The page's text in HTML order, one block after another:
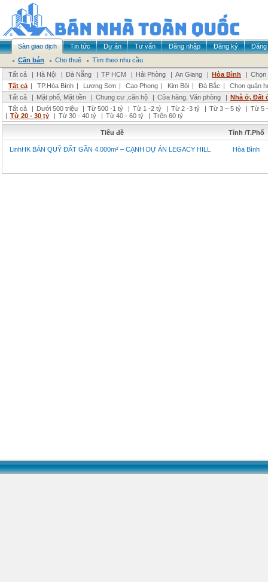
Sàn giao dịch Tin tức Dự án Tư vấn Đăng nhập Đăng ký
Đăng
Cần bán
Cho thuê
Tìm theo nhu cầu
Tất cả
| Hà Nội | Đà Nẵng | TP HCM | Hải Phòng | An Giang | Hòa Bình | Chọn
Tất cả | TP.Hòa Bình | Lương Sơn | Cao Phong | Kim Bôi | Đà Bắc |
Chọn quận
Tất cả
| Mặt phố, Mặt tiền | Chung cư ,căn hộ | Cửa hàng, Văn phòng | Nhà ở, Đất
Tất cả
| Dưới 500 triệu | Từ 500 -1 tỷ | Từ 1 -2 tỷ | Từ 2 -3 tỷ | Từ 3 – 5 tỷ | Từ 5
| Từ 20 - 30 tỷ | Từ 30 - 40 tỷ | Từ 40 - 60 tỷ | Trên 60 tỷ
Tiêu đề Tỉnh /T.Phố
LinhHK BÁN QUỸ ĐẤT GẦN 4.000m² – CẠNH DỰ ÁN LEGACY HILL Hòa Bình